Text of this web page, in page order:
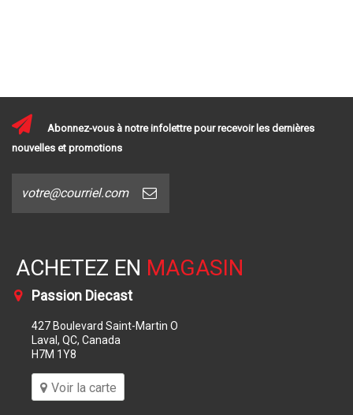
Abonnez-vous à notre infolettre pour recevoir les dernières
nouvelles et promotions
ACHETEZ EN MAGASIN
Passion Diecast
427 Boulevard Saint-Martin O
Laval, QC, Canada
H7M 1Y8
Voir la carte